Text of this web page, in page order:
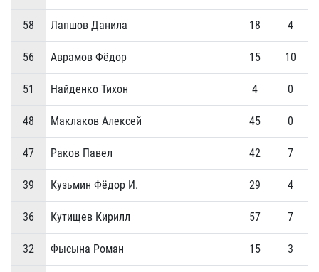
58 Лапшов Данила 18 4
56 Аврамов Фёдор 15 10
51 Найденко Тихон 4 0
48 Маклаков Алексей 45 0
47 Раков Павел 42 7
39 Кузьмин Фёдор И. 29 4
36 Кутищев Кирилл 57 7
32 Фысына Роман 15 3